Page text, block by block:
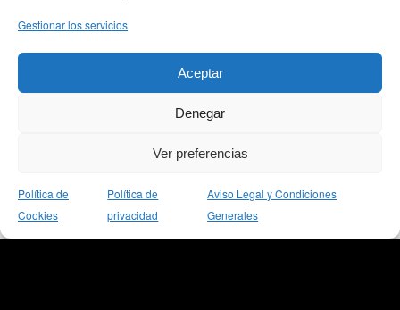
Gestionar los servicios
Aceptar
Denegar
Ver preferencias
Política de
Cookies
Política de
privacidad
Aviso Legal y Condiciones
Generales
We use cookies on our website to give you the most relevant
experience by remembering your preferences and repeat
the cookies. However, you may visit "Cookie Settings" to
provide a controlled consent.
Cookie Settings Accept All